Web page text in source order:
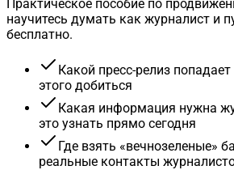
Практическое пособие по
научитесь думать как журналист и
бесплатно.
Какой пресс-релиз
этого добиться
Какая информация нужна
это узнать прямо сегодня
Где взять «вечнозеленые»
реальные контакты